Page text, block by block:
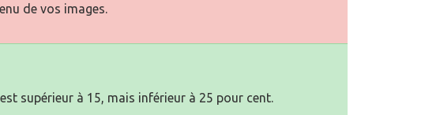
de vos images.
supérieur à 15, mais inférieur à 25 pour cent.